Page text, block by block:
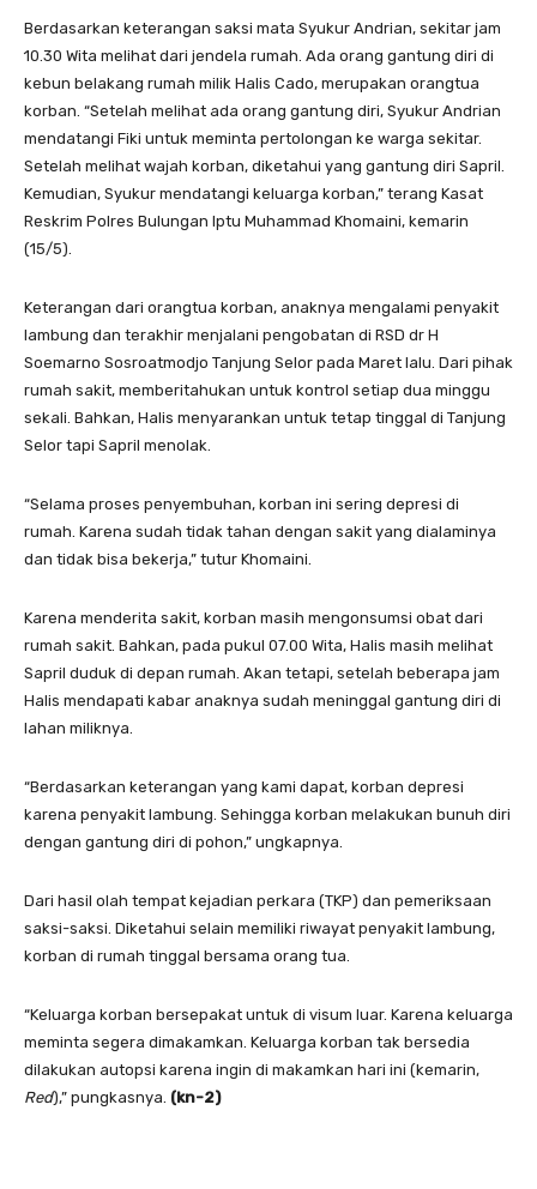
Berdasarkan keterangan saksi mata Syukur Andrian, sekitar jam
10.30 Wita melihat dari jendela rumah. Ada orang gantung diri di
kebun belakang rumah milik Halis Cado, merupakan orangtua
korban. “Setelah melihat ada orang gantung diri, Syukur Andrian
mendatangi Fiki untuk meminta pertolongan ke warga sekitar.
Setelah melihat wajah korban, diketahui yang gantung diri Sapril.
Kemudian, Syukur mendatangi keluarga korban,” terang Kasat
Reskrim Polres Bulungan Iptu Muhammad Khomaini, kemarin
(15/5).
Keterangan dari orangtua korban, anaknya mengalami penyakit
lambung dan terakhir menjalani pengobatan di RSD dr H
Soemarno Sosroatmodjo Tanjung Selor pada Maret lalu. Dari pihak
rumah sakit, memberitahukan untuk kontrol setiap dua minggu
sekali. Bahkan, Halis menyarankan untuk tetap tinggal di Tanjung
Selor tapi Sapril menolak.
“Selama proses penyembuhan, korban ini sering depresi di
rumah. Karena sudah tidak tahan dengan sakit yang dialaminya
dan tidak bisa bekerja,” tutur Khomaini.
Karena menderita sakit, korban masih mengonsumsi obat dari
rumah sakit. Bahkan, pada pukul 07.00 Wita, Halis masih melihat
Sapril duduk di depan rumah. Akan tetapi, setelah beberapa jam
Halis mendapati kabar anaknya sudah meninggal gantung diri di
lahan miliknya.
“Berdasarkan keterangan yang kami dapat, korban depresi
karena penyakit lambung. Sehingga korban melakukan bunuh diri
dengan gantung diri di pohon,” ungkapnya.
Dari hasil olah tempat kejadian perkara (TKP) dan pemeriksaan
saksi-saksi. Diketahui selain memiliki riwayat penyakit lambung,
korban di rumah tinggal bersama orang tua.
“Keluarga korban bersepakat untuk di visum luar. Karena keluarga
meminta segera dimakamkan. Keluarga korban tak bersedia
dilakukan autopsi karena ingin di makamkan hari ini (kemarin,
Red),” pungkasnya. (kn-2)